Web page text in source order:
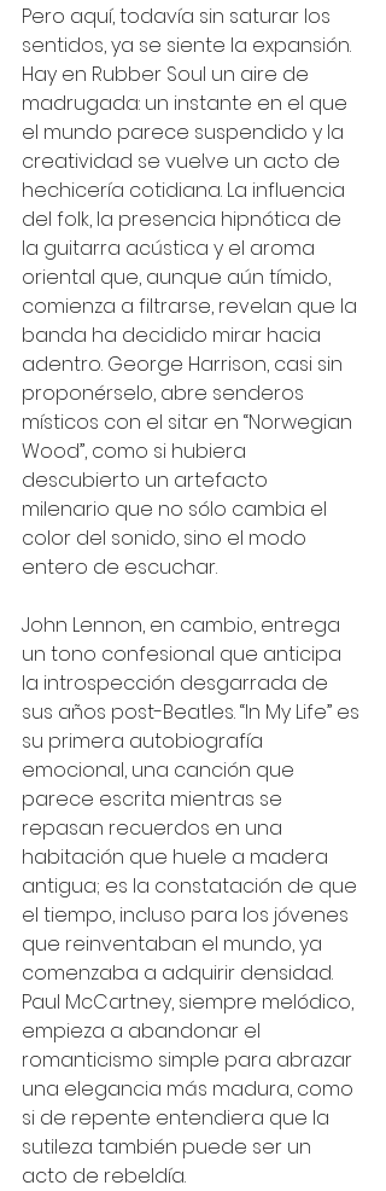
Pero aquí, todavía sin saturar los
sentidos, ya se siente la expansión.
Hay en Rubber Soul un aire de
madrugada: un instante en el que
el mundo parece suspendido y la
creatividad se vuelve un acto de
hechicería cotidiana. La influencia
del folk, la presencia hipnótica de
la guitarra acústica y el aroma
oriental que, aunque aún tímido,
comienza a filtrarse, revelan que la
banda ha decidido mirar hacia
adentro. George Harrison, casi sin
proponérselo, abre senderos
místicos con el sitar en “Norwegian
Wood”, como si hubiera
descubierto un artefacto
milenario que no sólo cambia el
color del sonido, sino el modo
entero de escuchar.
John Lennon, en cambio, entrega
un tono confesional que anticipa
la introspección desgarrada de
sus años post-Beatles. “In My Life” es
su primera autobiografía
emocional, una canción que
parece escrita mientras se
repasan recuerdos en una
habitación que huele a madera
antigua; es la constatación de que
el tiempo, incluso para los jóvenes
que reinventaban el mundo, ya
comenzaba a adquirir densidad.
Paul McCartney, siempre melódico,
empieza a abandonar el
romanticismo simple para abrazar
una elegancia más madura, como
si de repente entendiera que la
sutileza también puede ser un
acto de rebeldía.